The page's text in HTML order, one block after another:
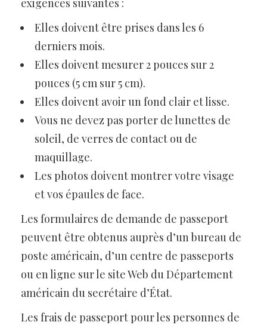
exigences suivantes :
Elles doivent être prises dans les 6
derniers mois.
Elles doivent mesurer 2 pouces sur 2
pouces (5 cm sur 5 cm).
Elles doivent avoir un fond clair et lisse.
Vous ne devez pas porter de lunettes de
soleil, de verres de contact ou de
maquillage.
Les photos doivent montrer votre visage
et vos épaules de face.
Les formulaires de demande de passeport
peuvent être obtenus auprès d’un bureau de
poste américain, d’un centre de passeports
ou en ligne sur le site Web du Département
américain du secrétaire d’État.
Les frais de passeport pour les personnes de